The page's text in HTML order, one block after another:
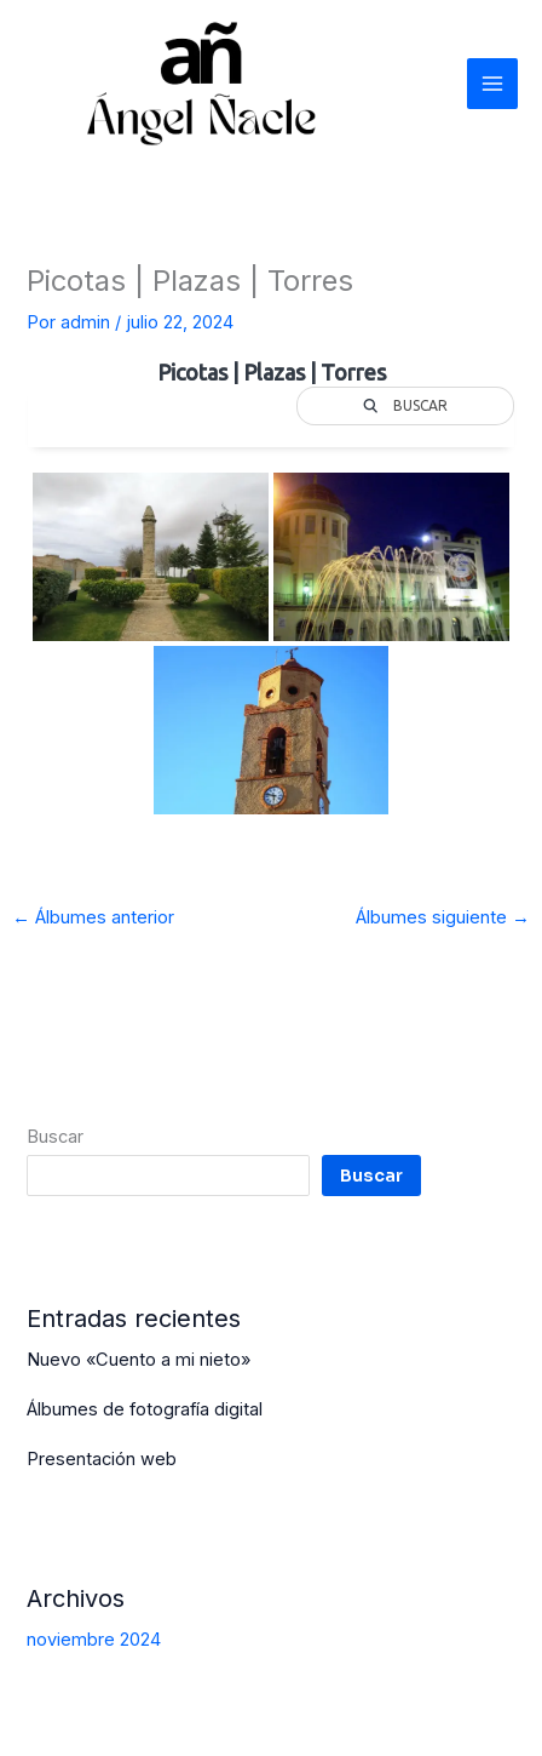
Picotas | Plazas | Torres
Poradmin / julio 22, 2024
Picotas | Plazas | Torres
BUSCAR
← Álbumes anterior Álbumes siguiente →
Buscar
Buscar
Entradas recientes
Nuevo «Cuento a mi nieto»
Álbumes de fotografía digital
Presentación web
Archivos
noviembre 2024